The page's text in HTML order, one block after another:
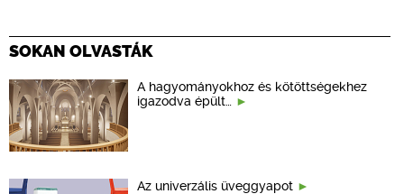
SOKAN OLVASTÁK
A hagyományokhoz és kötöttségekhez
igazodva épült…
Az univerzális üveggyapot